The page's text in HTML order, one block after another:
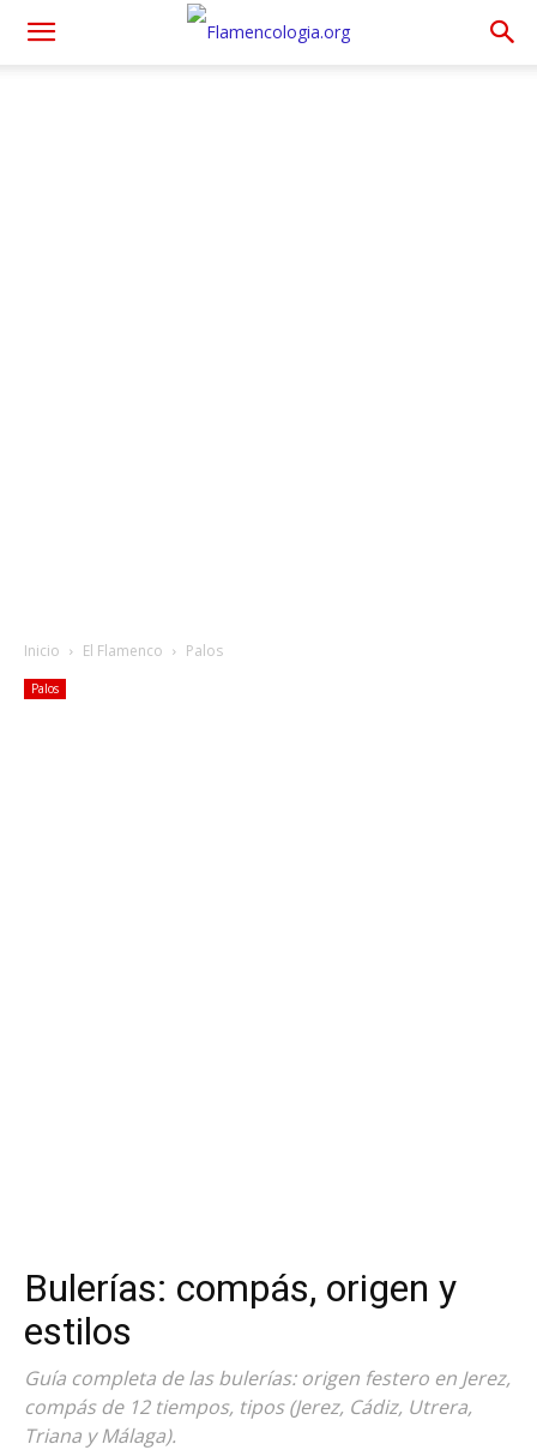
Inicio El Flamenco Palos
Palos
Bulerías: compás, origen y
estilos
Guía completa de las bulerías: origen festero en Jerez,
compás de 12 tiempos, tipos (Jerez, Cádiz, Utrera,
Triana y Málaga).